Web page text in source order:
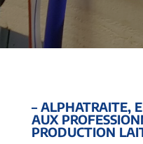
– ALPHATRAITE,
AUX
PRODUCTION